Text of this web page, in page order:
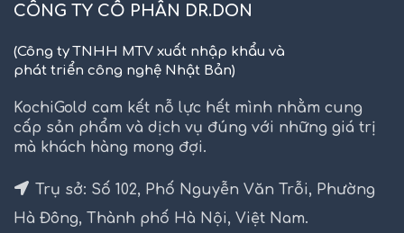
CÔNG TY CỔ PHẦN DR.DON
(Công ty TNHH MTV xuất nhập khẩu và
phát triển công nghệ Nhật Bản)
KochiGold cam kết nỗ lực hết mình nhằm cung
cấp sản phẩm và dịch vụ đúng với những giá trị
mà khách hàng mong đợi.
Trụ sở: Số 102, Phố Nguyễn Văn Trỗi, Phường
Hà Đông, Thành phố Hà Nội, Việt Nam.